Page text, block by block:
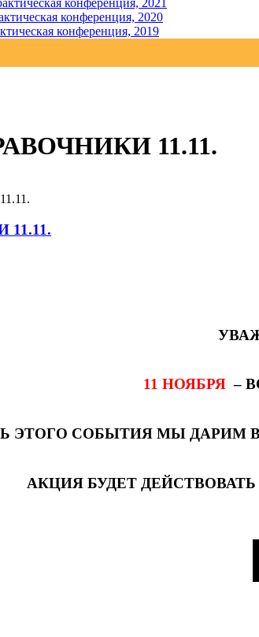
конференция, 2021
конференция, 2020
конференция, 2019
11.11.
11 НОЯБРЯ–
ЭТОГО СОБЫТИЯ МЫ ДАРИМ
АКЦИЯ БУДЕТ ДЕЙСТВОВАТЬ